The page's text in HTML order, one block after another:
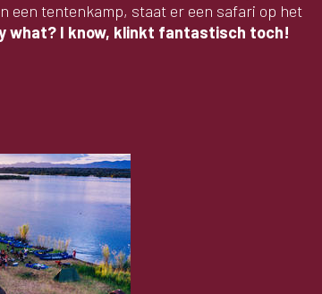
een tentenkamp, staat er een safari op het
what? I know, klinkt fantastisch toch!